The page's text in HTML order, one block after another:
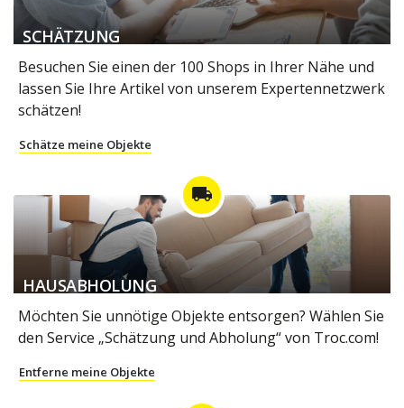
SCHÄTZUNG
Besuchen Sie einen der 100 Shops in Ihrer Nähe und
lassen Sie Ihre Artikel von unserem Expertennetzwerk
schätzen!
Schätze meine Objekte
local_shipping
HAUSABHOLUNG
Möchten Sie unnötige Objekte entsorgen? Wählen Sie
den Service „Schätzung und Abholung“ von Troc.com!
Entferne meine Objekte